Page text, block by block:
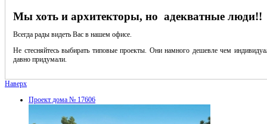
Мы хоть и архитекторы, но адекватные люди!!
Всегда рады видеть Вас в нашем офисе.
Не стесняйтесь выбирать типовые проекты. Они намного дешевле чем
давно придумали.
Наверх
Проект дома № 17606